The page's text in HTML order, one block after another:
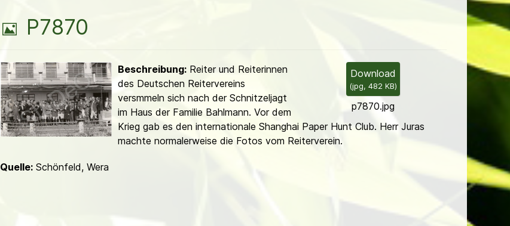
B
l
d
P7870
Download
(jpg, 482 KB)
p7870.jpg
Beschreibung:Reiter und Reiterinnen
des Deutschen Reitervereins
versmmeln sich nach der Schnitzeljagt
im Haus der Familie Bahlmann. Vor dem
Krieg gab es den internationale Shanghai Paper Hunt Club. Herr Juras
machte norma­lerweise die Fotos vom Reiterverein.
Quelle:Schönfeld, Wera